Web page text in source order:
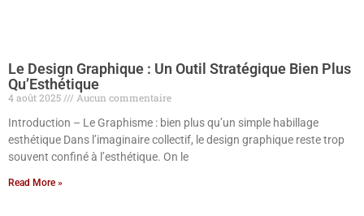
Le Design Graphique : Un Outil Stratégique Bien Plus
Qu’Esthétique
4 août 2025
Aucun commentaire
Introduction – Le Graphisme : bien plus qu’un simple habillage
esthétique Dans l’imaginaire collectif, le design graphique reste trop
souvent confiné à l’esthétique. On le
Read More »